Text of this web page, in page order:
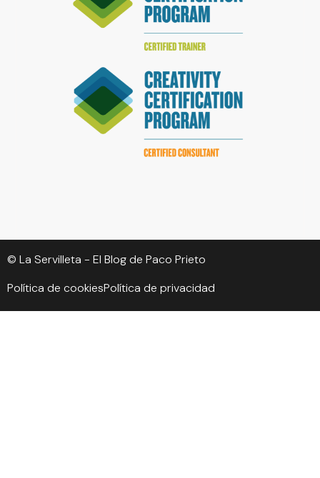
© La Servilleta - El Blog de Paco Prieto
Política de cookiesPolítica de privacidad